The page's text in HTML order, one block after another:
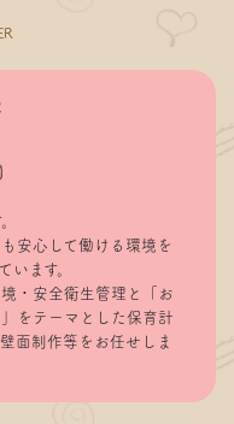
安心して働ける環境を
います。
・安全衛生管理と「お
をテーマとした保育計
面制作等をお任せしま